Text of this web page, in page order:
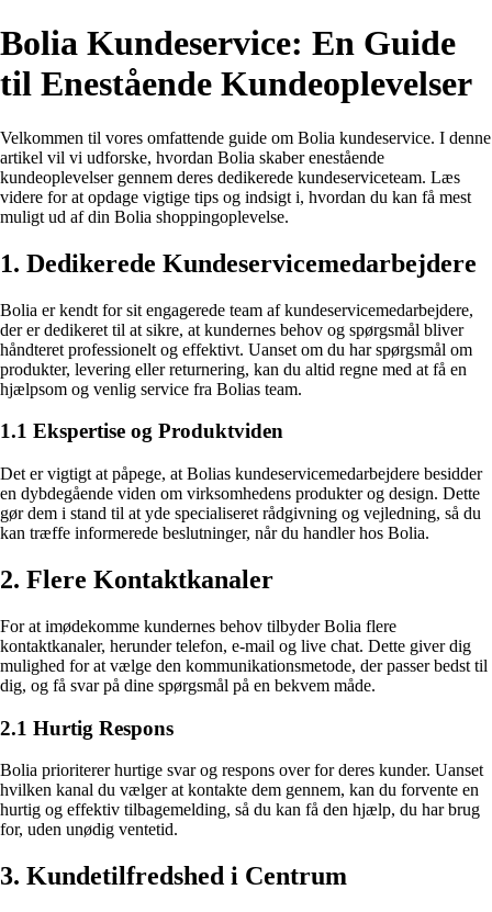
Bolia Kundeservice: En Guide
til Enestående Kundeoplevelser
Velkommen til vores omfattende guide om Bolia kundeservice. I denne
artikel vil vi udforske, hvordan Bolia skaber enestående
kundeoplevelser gennem deres dedikerede kundeserviceteam. Læs
videre for at opdage vigtige tips og indsigt i, hvordan du kan få mest
muligt ud af din Bolia shoppingoplevelse.
1. Dedikerede Kundeservicemedarbejdere
Bolia er kendt for sit engagerede team af kundeservicemedarbejdere,
der er dedikeret til at sikre, at kundernes behov og spørgsmål bliver
håndteret professionelt og effektivt. Uanset om du har spørgsmål om
produkter, levering eller returnering, kan du altid regne med at få en
hjælpsom og venlig service fra Bolias team.
1.1 Ekspertise og Produktviden
Det er vigtigt at påpege, at Bolias kundeservicemedarbejdere besidder
en dybdegående viden om virksomhedens produkter og design. Dette
gør dem i stand til at yde specialiseret rådgivning og vejledning, så du
kan træffe informerede beslutninger, når du handler hos Bolia.
2. Flere Kontaktkanaler
For at imødekomme kundernes behov tilbyder Bolia flere
kontaktkanaler, herunder telefon, e-mail og live chat. Dette giver dig
mulighed for at vælge den kommunikationsmetode, der passer bedst til
dig, og få svar på dine spørgsmål på en bekvem måde.
2.1 Hurtig Respons
Bolia prioriterer hurtige svar og respons over for deres kunder. Uanset
hvilken kanal du vælger at kontakte dem gennem, kan du forvente en
hurtig og effektiv tilbagemelding, så du kan få den hjælp, du har brug
for, uden unødig ventetid.
3. Kundetilfredshed i Centrum